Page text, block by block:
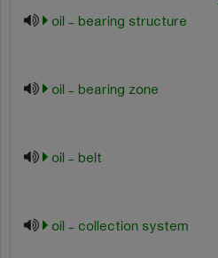
oil - bearing structure
oil - bearing zone
oil - belt
oil - collection system